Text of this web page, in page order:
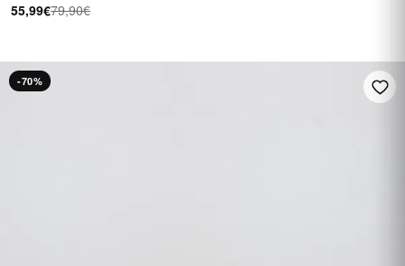
55,99€79,90€
-70%